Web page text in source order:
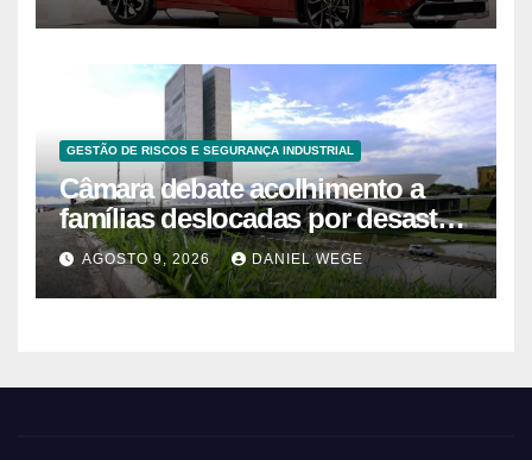
GESTÃO DE RISCOS E SEGURANÇA INDUSTRIAL
Câmara debate acolhimento a
famílias deslocadas por desastre
climático
AGOSTO 9, 2026 DANIEL WEGE